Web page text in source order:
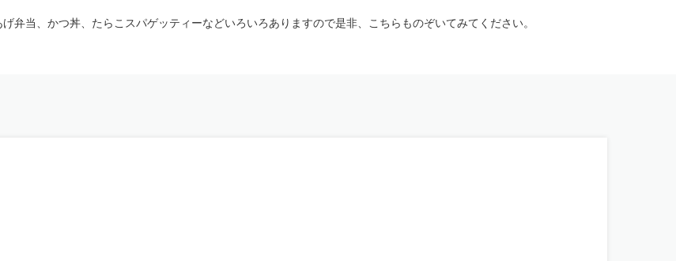
弁当、かつ丼、たらこスパゲッティーなどいろいろありますので是非、こちらものぞいてみてください。